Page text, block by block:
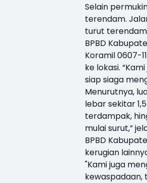
Selain
terendam.
turut
BPBD
Koramil 0607-
ke lokasi.
siap siaga
Menurutnya,
lebar sekitar
terdampak,
mulai surut,”
BPBD
kerugian
"Kami juga
kewaspadaan,